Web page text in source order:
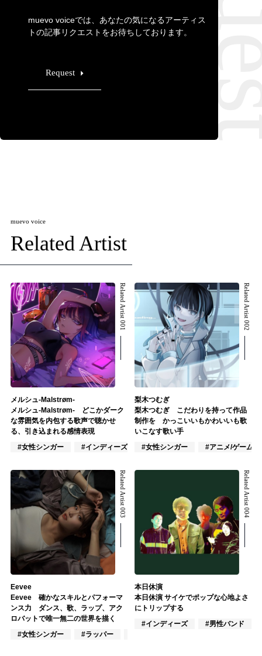
muevo voiceでは、あなたの気になるアーティス
トの記事リクエストをお待ちしております。
Request
muevo voice
Related Artist
Related Artist 001
メルシュ-Malstrøm-
メルシュ-Malstrøm- どこかダーク
な雰囲気を内包する歌声で聴かせ
る、引き込まれる感情表現
#女性シンガー
#インディーズ #VTuber/VSinger
Related Artist 002
梨木つむぎ
梨木つむぎ こだわりを持って作品
制作を かっこいいもかわいいも歌
いこなす歌い手
#女性シンガー
#アニメ/ゲーム
Related Artist 003
Eevee
Eevee 確かなスキルとパフォーマ
ンス力 ダンス、歌、ラップ、アク
ロバットで唯一無二の世界を描く
#女性シンガー
#ラッパー
Related Artist 004
本日休演
本日休演 サイケでポップな心地よさ
にトリップする
#インディーズ
#男性バンド